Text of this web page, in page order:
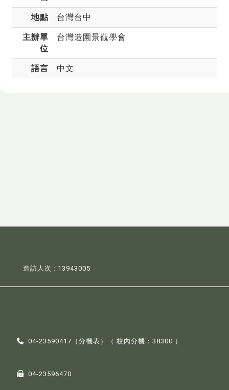
地點 台灣台中
主辦單
位
台灣造園景觀學會
語言 中文
造訪人次 : 13943005
04-23590417（分機表 ）（ 校內分機：38300 ）
04-23596470